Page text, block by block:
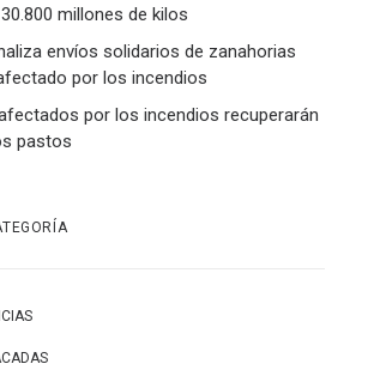
millones de kilos
envíos solidarios de zanahorias
por los incendios
por los incendios recuperarán
pastos